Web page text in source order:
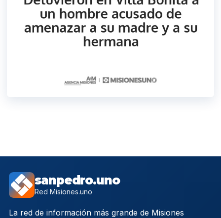
sanpedro.uno
Red Misiones.uno
La red de información más grande de Misiones